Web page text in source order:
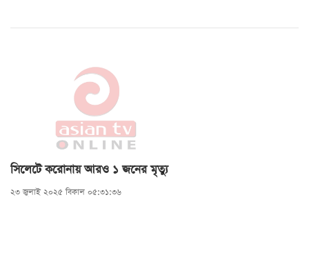
সিলেটে করোনায় আরও ১ জনের মৃত্যু
২৩ জুলাই ২০২৫ বিকাল ০৫:৩১:৩৬